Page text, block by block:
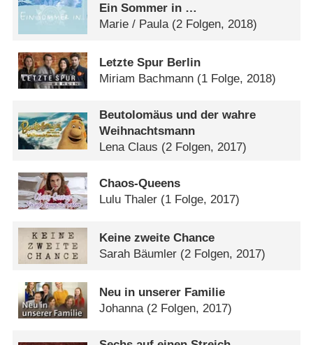
Ein Sommer in …
Marie /​ Paula (2 Folgen, 2018)
Letzte Spur Berlin
Miriam Bachmann (1 Folge, 2018)
Beutolomäus und der wahre
Weihnachtsmann
Lena Claus (2 Folgen, 2017)
Chaos-Queens
Lulu Thaler (1 Folge, 2017)
Keine zweite Chance
Sarah Bäumler (2 Folgen, 2017)
Neu in unserer Familie
Johanna (2 Folgen, 2017)